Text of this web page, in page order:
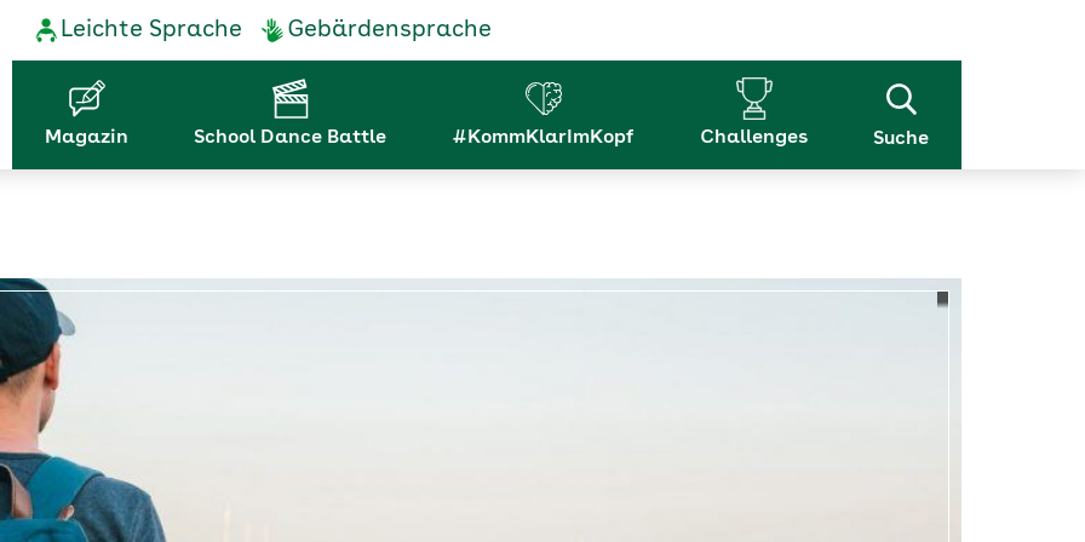
Service-
Navigation
Leichte Sprache Gebärdensprache
Hauptnavigation
Magazin School Dance Battle #KommKlarImKopf Challenges Suche